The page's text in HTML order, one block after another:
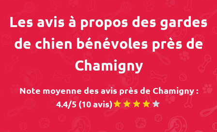
Les avis à propos des gardes
de chien bénévoles près de
Chamigny
Note moyenne des avis près de Chamigny :
4.4/5 (10 avis)